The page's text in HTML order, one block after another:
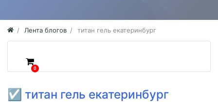
Лента блогов титан гель екатеринбург
0
☑ титан гель екатеринбург